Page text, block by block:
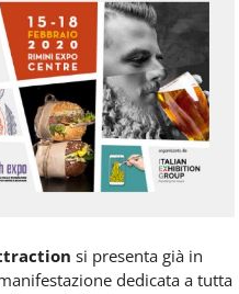
si presenta già in
dedicata a tutta